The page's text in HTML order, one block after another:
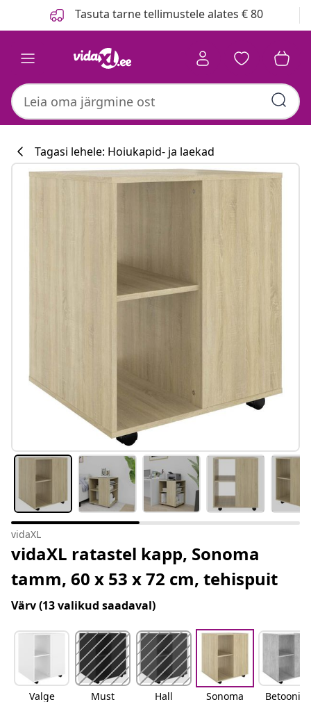
Tasuta tarne tellimustele alates € 80
#sharemevidaxl
Tagasi lehele: Hoiukapid- ja laekad
vidaXL
vidaXL ratastel kapp, Sonoma
tamm, 60 x 53 x 72 cm, tehispuit
Värv(13 valikud saadaval)
Valge Must Hall
Sonoma
Betoonih